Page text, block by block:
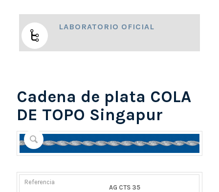
LABORATORIO OFICIAL
Cadena de plata COLA
DE TOPO Singapur
REFERENCIA DIÁMETRO/ANCHO
AG CTS 35